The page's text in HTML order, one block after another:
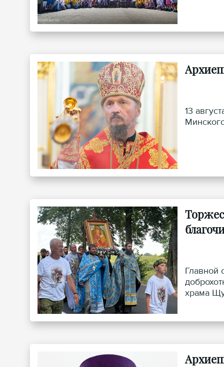
13
Главной
храма